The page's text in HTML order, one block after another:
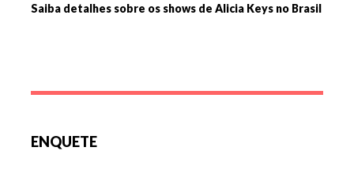
Saiba detalhes sobre os shows de Alicia Keys no Brasil
ENQUETE